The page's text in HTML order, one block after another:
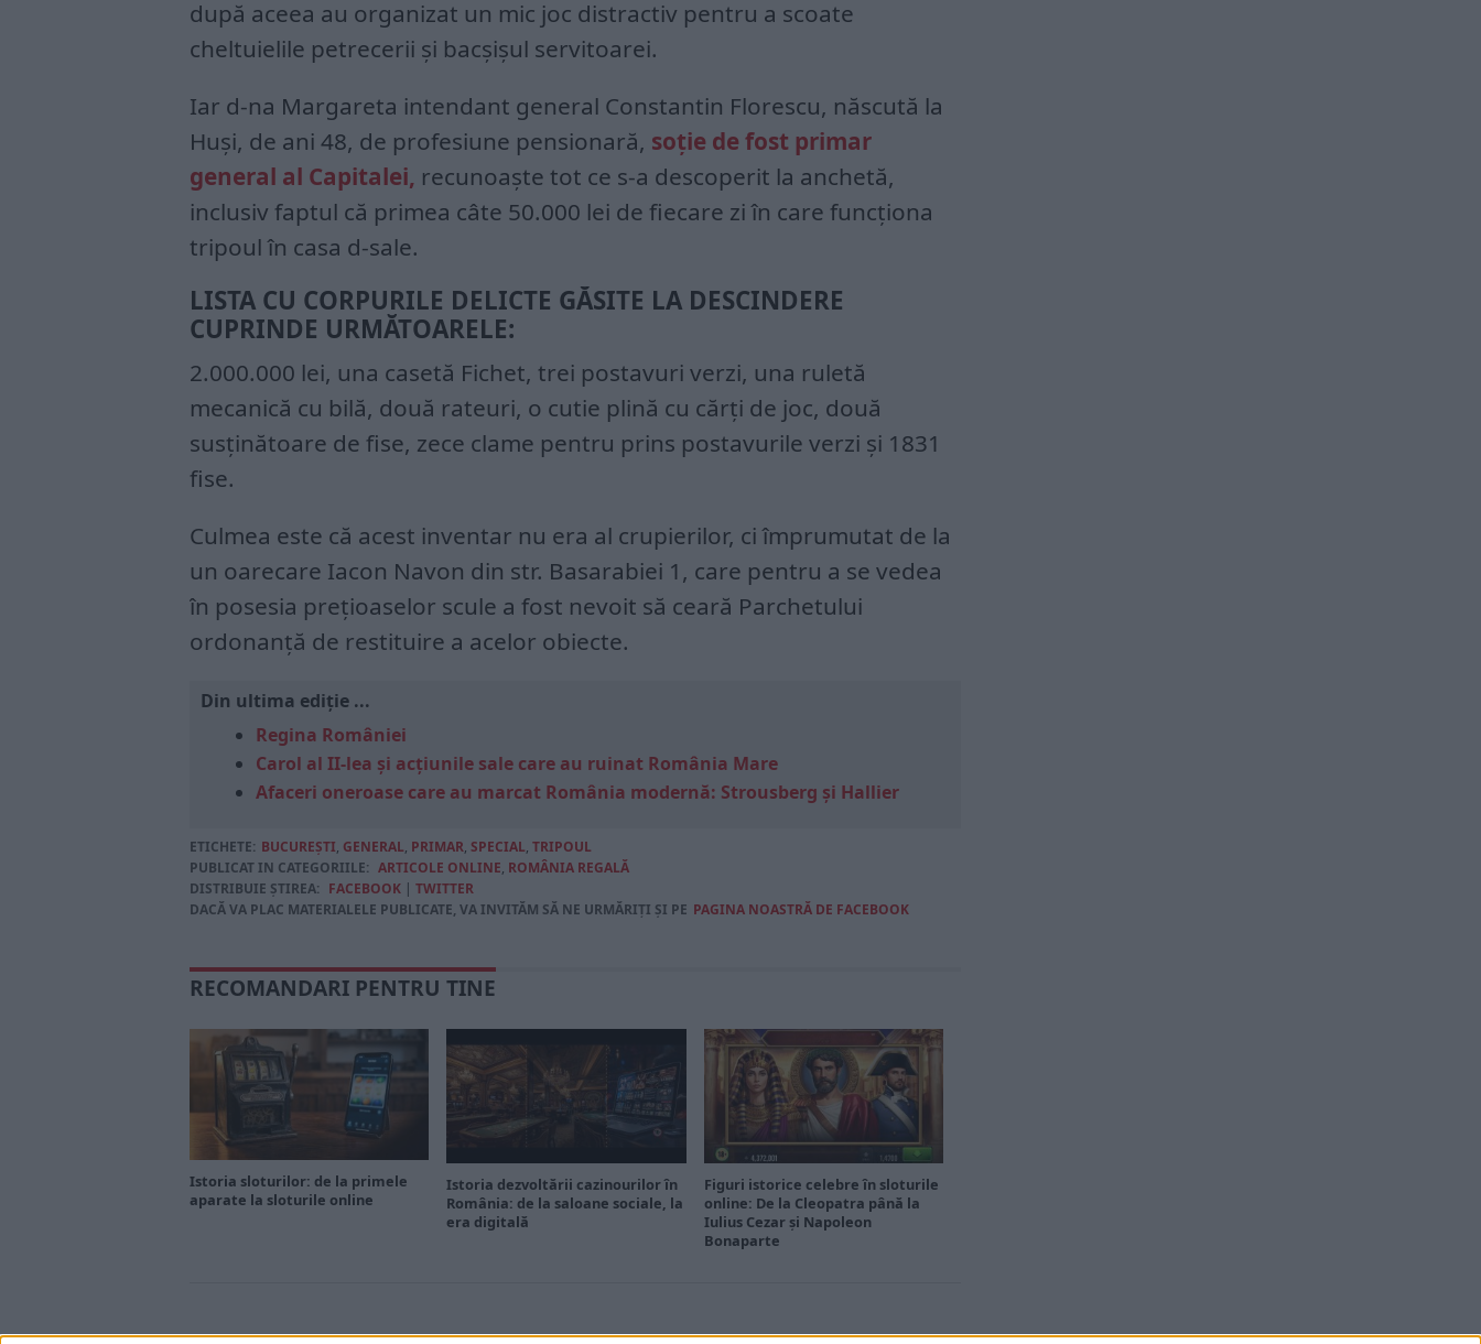
după aceea au organizat un mic joc distractiv pentru a scoate
cheltuielile petrecerii și bacșișul servitoarei.
Iar d-na Margareta intendant general Constantin Florescu, născută la
Huși, de ani 48, de profesiune pensionară, soție de fost primar
general al Capitalei, recunoaște tot ce s-a descoperit la anchetă,
inclusiv faptul că primea câte 50.000 lei de fiecare zi în care funcționa
tripoul în casa d-sale.
LISTA CU CORPURILE DELICTE GĂSITE LA DESCINDERE
CUPRINDE URMĂTOARELE:
2.000.000 lei, una casetă Fichet, trei postavuri verzi, una ruletă
mecanică cu bilă, două rateuri, o cutie plină cu cărți de joc, două
susținătoare de fise, zece clame pentru prins postavurile verzi și 1831
fise.
Culmea este că acest inventar nu era al crupierilor, ci împrumutat de la
un oarecare Iacon Navon din str. Basarabiei 1, care pentru a se vedea
în posesia prețioaselor scule a fost nevoit să ceară Parchetului
ordonanță de restituire a acelor obiecte.
Din ultima ediție ...
Regina României
Carol al II-lea și acțiunile sale care au ruinat România Mare
Afaceri oneroase care au marcat România modernă: Strousberg și Hallier
ETICHETE: BUCUREŞTI, GENERAL, PRIMAR, SPECIAL, TRIPOUL
PUBLICAT IN CATEGORIILE: ARTICOLE ONLINE, ROMÂNIA REGALĂ
DISTRIBUIE ȘTIREA: FACEBOOK | TWITTER
DACĂ VA PLAC MATERIALELE PUBLICATE, VA INVITĂM SĂ NE URMĂRIȚI ȘI PE PAGINA NOASTRĂ DE FACEBOOK
RECOMANDARI PENTRU TINE
Istoria sloturilor: de la primele
aparate la sloturile online
Istoria dezvoltării cazinourilor în
România: de la saloane sociale, la
era digitală
Figuri istorice celebre în sloturile
online: De la Cleopatra până la
Iulius Cezar și Napoleon
Bonaparte